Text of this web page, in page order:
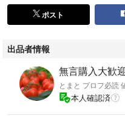
ポスト
出品者情報
無言購入大歓迎
とまと プロフ必読
本人確認済